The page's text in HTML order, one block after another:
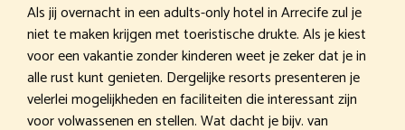
Als jij overnacht in een adults-only hotel in Arrecife zul je
niet te maken krijgen met toeristische drukte. Als je kiest
voor een vakantie zonder kinderen weet je zeker dat je in
alle rust kunt genieten. Dergelijke resorts presenteren je
velerlei mogelijkheden en faciliteiten die interessant zijn
voor volwassenen en stellen. Wat dacht je bijv. van